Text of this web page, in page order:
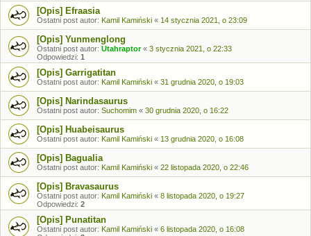
[Opis] Efraasia
Ostatni post autor: Kamil Kamiński « 14 stycznia 2021, o 23:09
[Opis] Yunmenglong
Ostatni post autor: Utahraptor« 3 stycznia 2021, o 22:33
Odpowiedzi: 1
[Opis] Garrigatitan
Ostatni post autor: Kamil Kamiński « 31 grudnia 2020, o 19:03
[Opis] Narindasaurus
Ostatni post autor: Suchomim « 30 grudnia 2020, o 16:22
[Opis] Huabeisaurus
Ostatni post autor: Kamil Kamiński « 13 grudnia 2020, o 16:08
[Opis] Bagualia
Ostatni post autor: Kamil Kamiński « 22 listopada 2020, o 22:46
[Opis] Bravasaurus
Ostatni post autor: Kamil Kamiński « 8 listopada 2020, o 19:27
Odpowiedzi: 2
[Opis] Punatitan
Ostatni post autor: Kamil Kamiński « 6 listopada 2020, o 16:08